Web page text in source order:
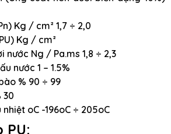
Kg / cm² 1,7 ÷ 2,0
Kg / cm²
nước Ng / Pa.ms 1,8 ÷ 2,3
nước 1 – 1.5%
% 90 ÷ 99
30
oC -196oC ÷ 205oC
PU: